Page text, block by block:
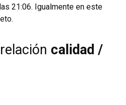
21:06. Igualmente en este
calidad /